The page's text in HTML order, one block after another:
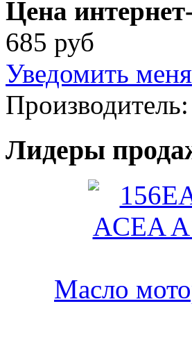
Цена
685 руб
Уведомить меня
Производитель:
Лидеры
Масло